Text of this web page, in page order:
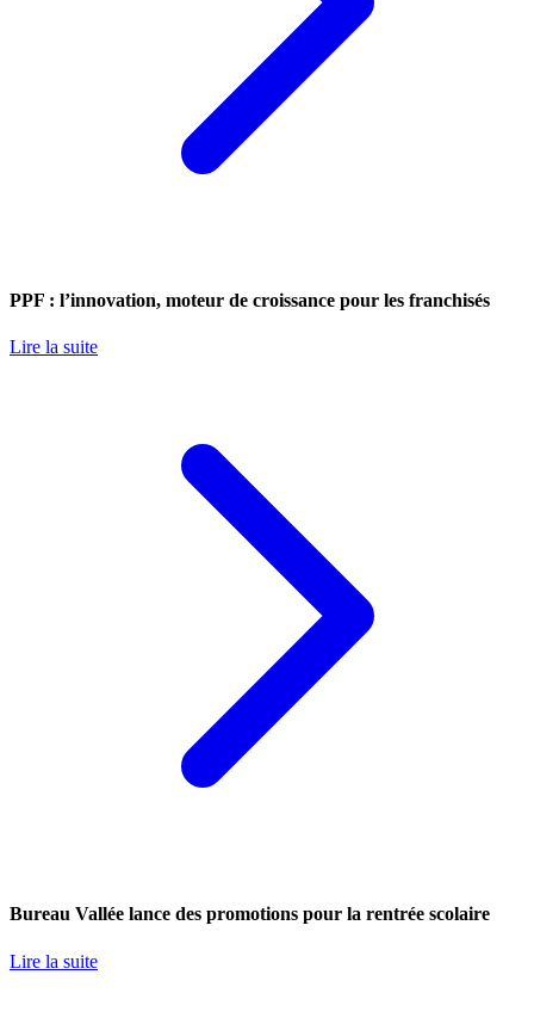
PPF : l’innovation, moteur de croissance pour les franchisés
Lire la suite
Bureau Vallée lance des promotions pour la rentrée scolaire
Lire la suite